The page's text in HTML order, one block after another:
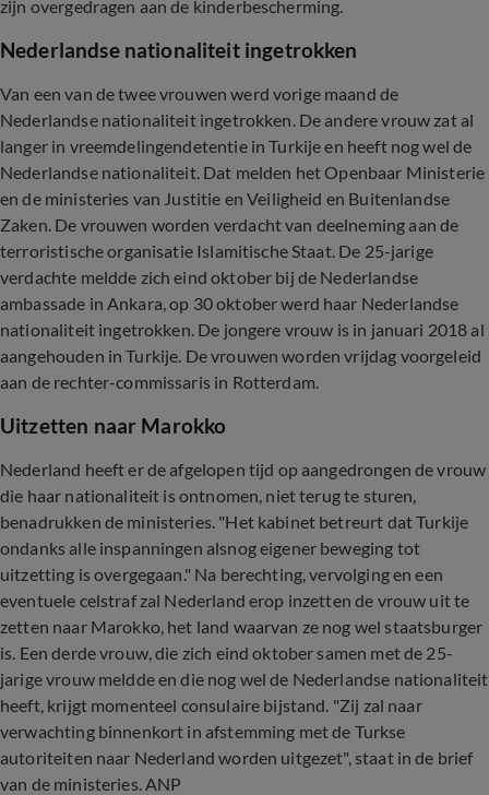
zijn overgedragen aan de kinderbescherming.
Nederlandse nationaliteit ingetrokken
Van een van de twee vrouwen werd vorige maand de
Nederlandse nationaliteit ingetrokken. De andere vrouw zat al
langer in vreemdelingendetentie in Turkije en heeft nog wel de
Nederlandse nationaliteit. Dat melden het Openbaar Ministerie
en de ministeries van Justitie en Veiligheid en Buitenlandse
Zaken. De vrouwen worden verdacht van deelneming aan de
terroristische organisatie Islamitische Staat. De 25-jarige
verdachte meldde zich eind oktober bij de Nederlandse
ambassade in Ankara, op 30 oktober werd haar Nederlandse
nationaliteit ingetrokken. De jongere vrouw is in januari 2018 al
aangehouden in Turkije. De vrouwen worden vrijdag voorgeleid
aan de rechter-commissaris in Rotterdam.
Uitzetten naar Marokko
Nederland heeft er de afgelopen tijd op aangedrongen de vrouw
die haar nationaliteit is ontnomen, niet terug te sturen,
benadrukken de ministeries. "Het kabinet betreurt dat Turkije
ondanks alle inspanningen alsnog eigener beweging tot
uitzetting is overgegaan." Na berechting, vervolging en een
eventuele celstraf zal Nederland erop inzetten de vrouw uit te
zetten naar Marokko, het land waarvan ze nog wel staatsburger
is. Een derde vrouw, die zich eind oktober samen met de 25-
jarige vrouw meldde en die nog wel de Nederlandse nationaliteit
heeft, krijgt momenteel consulaire bijstand. "Zij zal naar
verwachting binnenkort in afstemming met de Turkse
autoriteiten naar Nederland worden uitgezet", staat in de brief
van de ministeries. ANP